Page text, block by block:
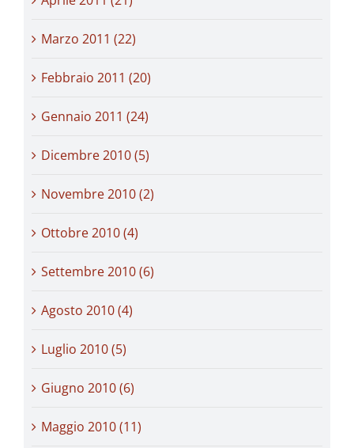
Marzo 2011 (22)
Febbraio 2011 (20)
Gennaio 2011 (24)
Dicembre 2010 (5)
Novembre 2010 (2)
Ottobre 2010 (4)
Settembre 2010 (6)
Agosto 2010 (4)
Luglio 2010 (5)
Giugno 2010 (6)
Maggio 2010 (11)